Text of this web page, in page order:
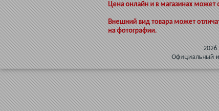
Цена онлайн и в магазинах может
Внешний вид товара может
на фотографии.
Официальный